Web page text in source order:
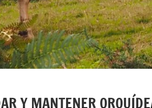
Y MANTENER